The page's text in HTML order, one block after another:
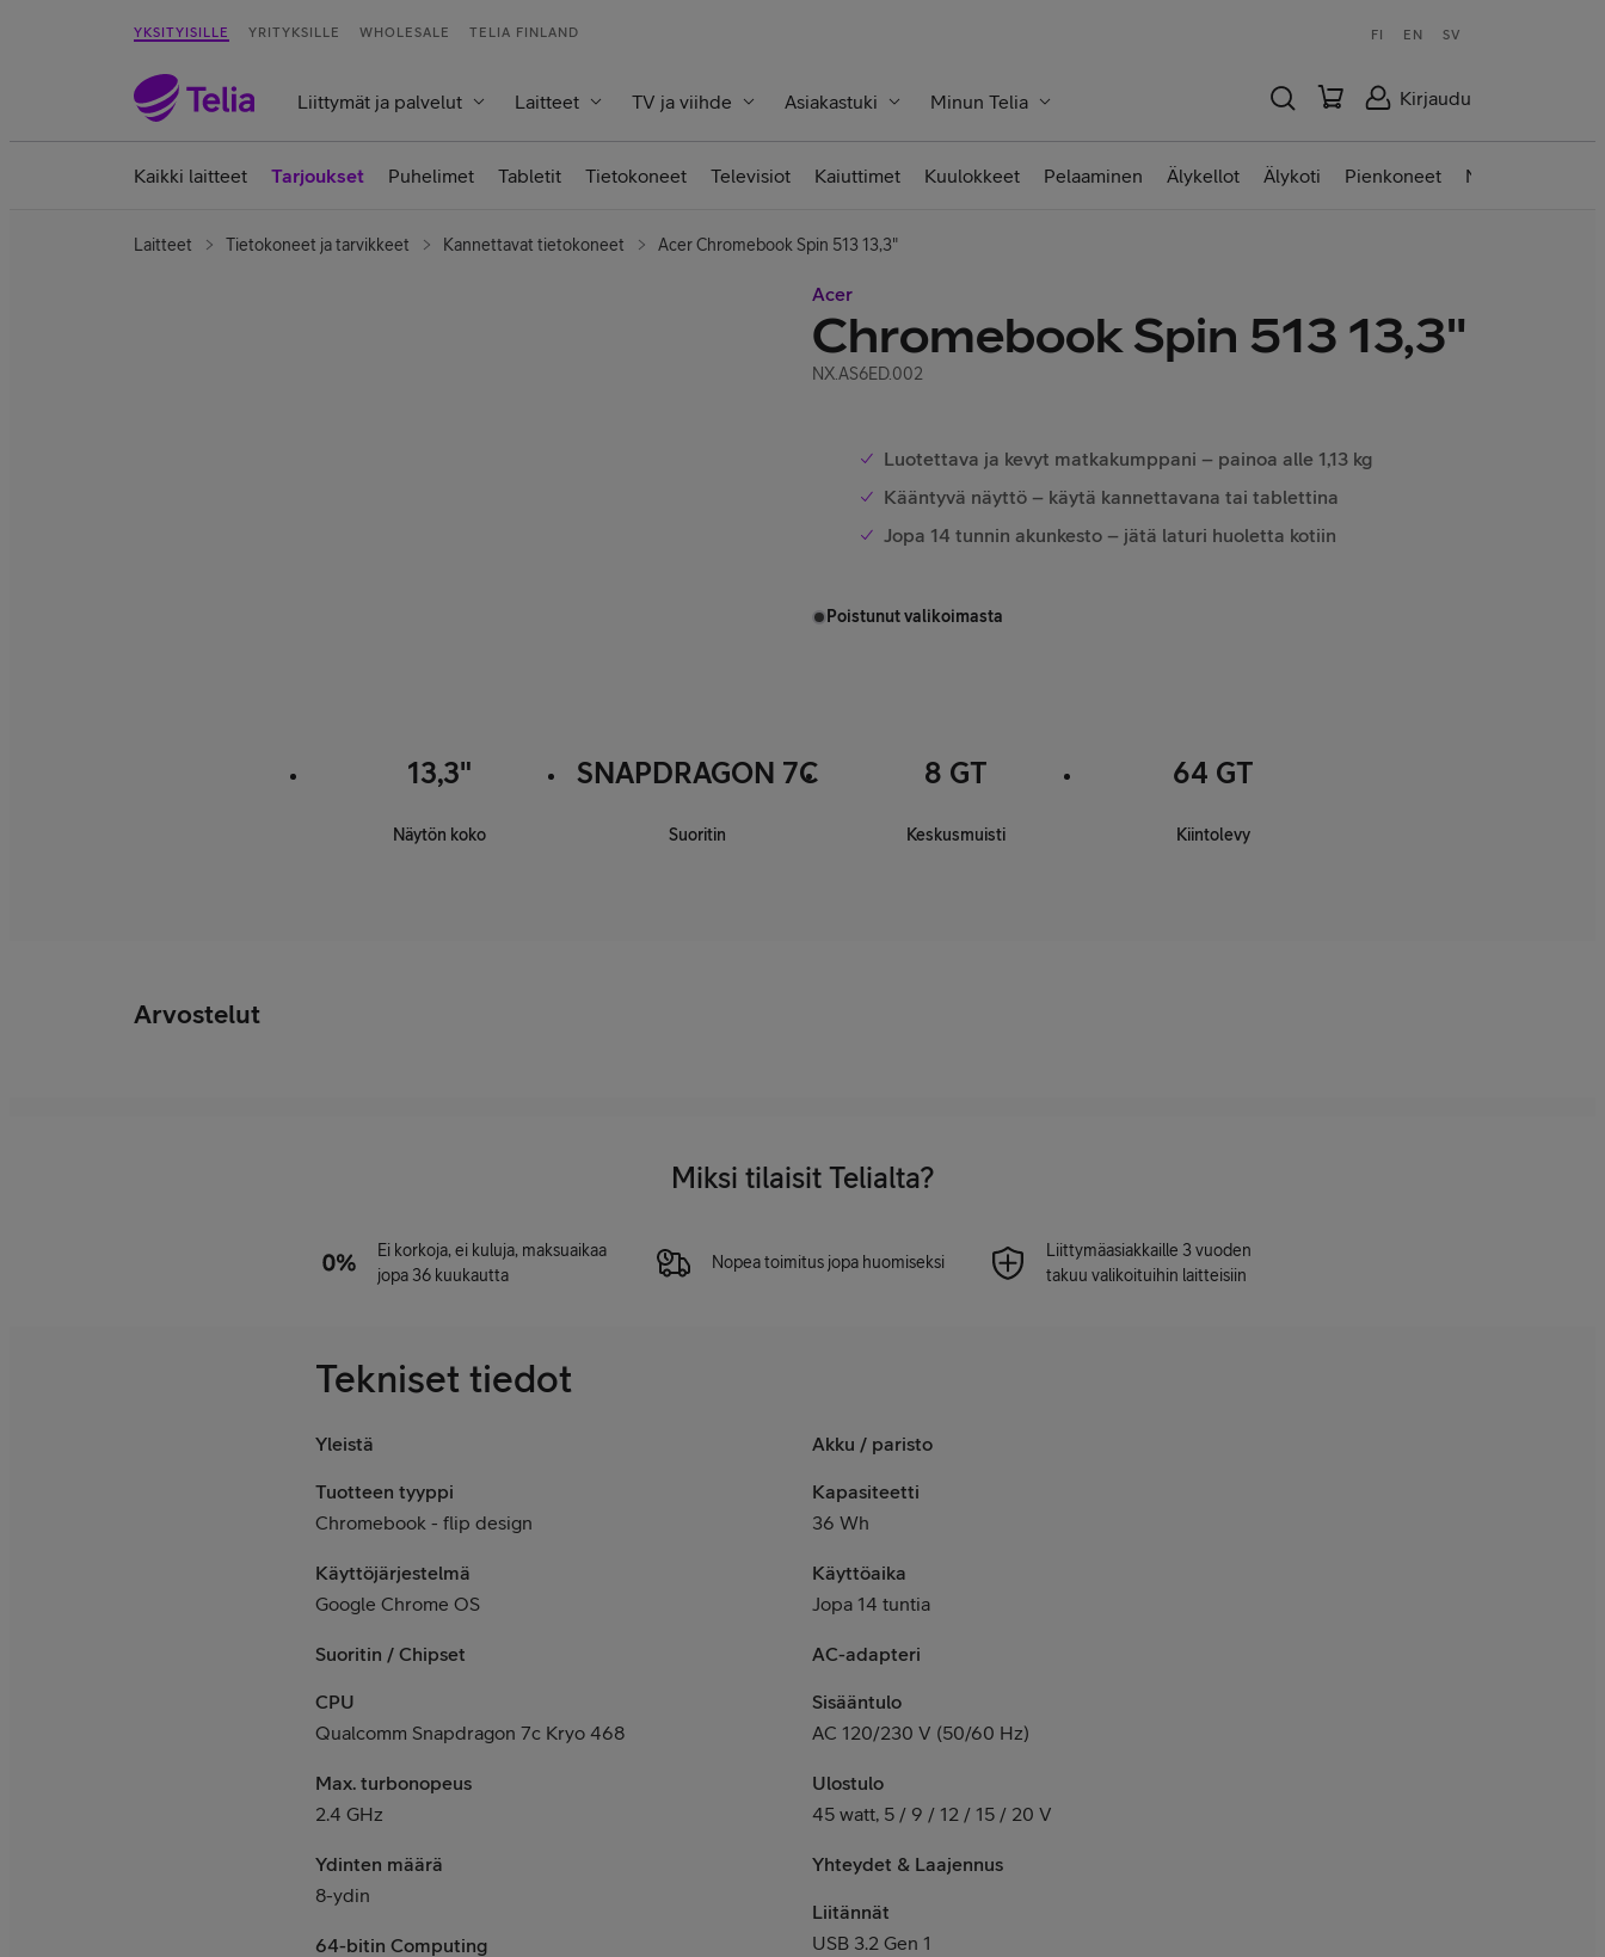
YKSITYISILLE YRITYKSILLE WHOLESALE TELIA FINLAND FI EN SV
Liittymät ja palvelut Laitteet TV ja viihde Asiakastuki Minun Telia Kirjaudu
Kaikki laitteet Tarjoukset Puhelimet Tabletit Tietokoneet Televisiot Kaiuttimet Kuulokkeet Pelaaminen Älykellot Älykoti Pienkoneet Nettilaitteet
Laitteet Tietokoneet ja tarvikkeet Kannettavat tietokoneet Acer Chromebook Spin 513 13,3"
Acer
Chromebook Spin 513 13,3"
NX.AS6ED.002
Luotettava ja kevyt matkakumppani – painoa alle 1,13 kg
Kääntyvä näyttö – käytä kannettavana tai tablettina
Jopa 14 tunnin akunkesto – jätä laturi huoletta kotiin
Poistunut valikoimasta
13,3"
Näytön koko
SNAPDRAGON 7C
Suoritin
8 GT
Keskusmuisti
64 GT
Kiintolevy
Arvostelut
Miksi tilaisit Telialta?
Ei korkoja, ei kuluja, maksuaikaa
jopa 36 kuukautta
Nopea toimitus jopa huomiseksi
Liittymäasiakkaille 3 vuoden
takuu valikoituihin laitteisiin
Tekniset tiedot
Yleistä
Tuotteen tyyppi
Chromebook - flip design
Käyttöjärjestelmä
Google Chrome OS
Suoritin / Chipset
CPU
Qualcomm Snapdragon 7c Kryo 468
Max. turbonopeus
2.4 GHz
Ydinten määrä
8-ydin
64-bitin Computing
Akku / paristo
Kapasiteetti
36 Wh
Käyttöaika
Jopa 14 tuntia
AC-adapteri
Sisääntulo
AC 120/230 V (50/60 Hz)
Ulostulo
45 watt, 5 / 9 / 12 / 15 / 20 V
Yhteydet & Laajennus
Liitännät
USB 3.2 Gen 1